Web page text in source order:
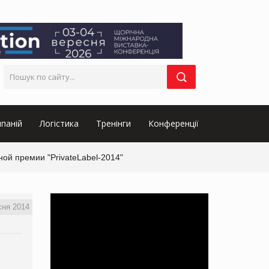
Логістика Тренінги Конференції
премии "PrivateLabel-2014"
2014